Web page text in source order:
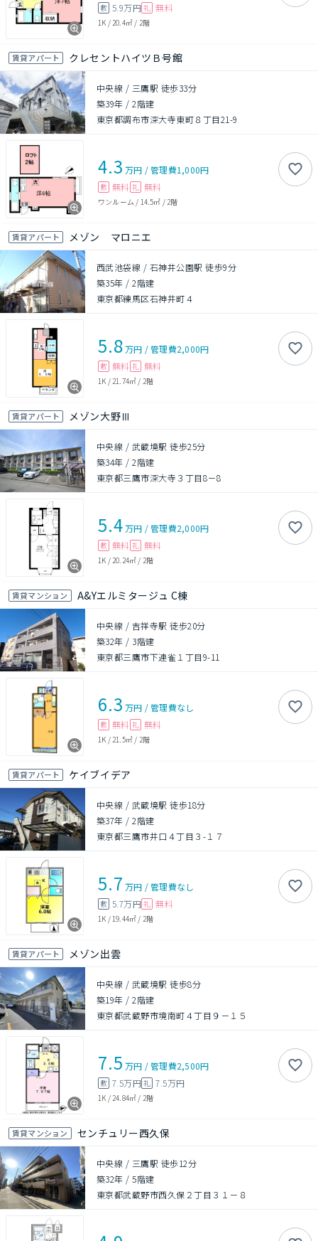
敷 5.9万円 礼 無料
1K / 20.4㎡ / 2階
賃貸アパート クレセントハイツＢ号館
中央線 / 三鷹駅 徒歩33分
築39年 /2階建
東京都調布市深大寺東町８丁目21-9
4.3 万円 /管理費1,000円
敷 無料 礼 無料
ワンルーム / 14.5㎡ / 2階
賃貸アパート メゾン マロニエ
西武池袋線 / 石神井公園駅 徒歩9分
築35年 /2階建
東京都練馬区石神井町４
5.8万円 /管理費2,000円
敷 無料 礼 無料
1K / 21.74㎡ / 2階
賃貸アパート メゾン大野Ⅲ
中央線 / 武蔵境駅 徒歩25分
築34年 /2階建
東京都三鷹市深大寺３丁目8－8
5.4万円 /管理費2,000円
敷 無料 礼 無料
1K / 20.24㎡ / 2階
賃貸マンション A&Yエルミタージュ C棟
中央線 / 吉祥寺駅 徒歩20分
築32年 / 3階建
東京都三鷹市下連雀１丁目9-11
6.3 万円 /管理費なし
敷 無料 礼 無料
1K / 21.5㎡ / 2階
賃貸アパート ケイブイデア
中央線 / 武蔵境駅 徒歩18分
築37年 /2階建
東京都三鷹市井口４丁目３-１７
5.7 万円 /管理費なし
敷 5.7万円 礼 無料
1K / 19.44㎡ / 2階
賃貸アパート メゾン出雲
中央線 / 武蔵境駅 徒歩8分
築19年 /2階建
東京都武蔵野市境南町４丁目９－１５
7.5 万円 /管理費2,500円
敷 7.5万円礼 7.5万円
1K / 24.84㎡ / 2階
賃貸マンション センチュリー西久保
中央線 / 三鷹駅 徒歩12分
築32年 /5階建
東京都武蔵野市西久保２丁目３１－８